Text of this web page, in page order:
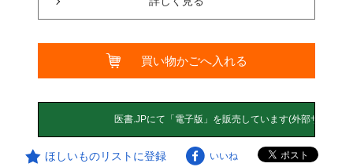
買い物かごへ入れる
ほしいものリストに登録 いいね